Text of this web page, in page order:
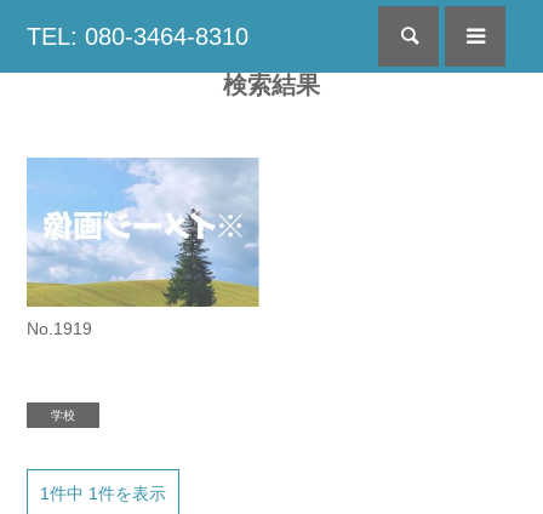
TEL: 080-3464-8310 検索
検索結果
No.1919
学校
1件中 1件を表示